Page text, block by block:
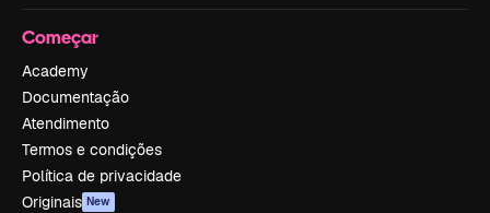
Começar
Academy
Documentação
Atendimento
Termos e condições
Política de privacidade
Originais New